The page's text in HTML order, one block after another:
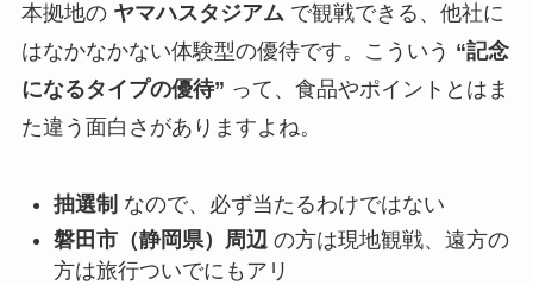
本拠地の ヤマハスタジアムで観戦できる、他社に
はなかなかない体験型の優待です。こういう “記念
になるタイプの優待” って、食品やポイントとはま
た違う面白さがありますよね。
抽選制 なので、必ず当たるわけではない
磐田市（静岡県）周辺の方は現地観戦、遠方の
方は旅行ついでにもアリ